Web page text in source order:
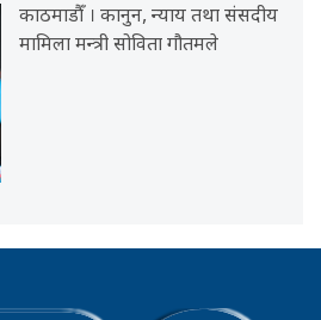
काठमाडौँ । कानुन, न्याय तथा संसदीय
मामिला मन्त्री सोविता गौतमले